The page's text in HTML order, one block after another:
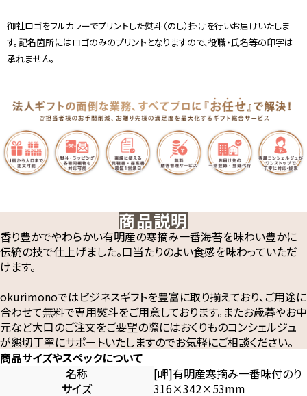
御社ロゴをフルカラーでプリントした熨斗（のし）掛けを行いお届けいたしま
す。記名箇所にはロゴのみのプリントとなりますので、役職・氏名等の印字は
承れません。
商品説明
香り豊かでやわらかい有明産の寒摘み一番海苔を味わい豊かに
伝統の技で仕上げました。口当たりのよい食感を味わっていただ
けます。
okurimonoではビジネスギフトを豊富に取り揃えており、ご用途に
合わせて無料で専用熨斗をご用意しております。またお歳暮やお中
元など大口のご注文をご要望の際にはおくりものコンシェルジュ
が懇切丁寧にサポートいたしますのでお気軽にご相談ください。
商品サイズやスペックについて
名称
[岬]有明産寒摘み一番味付のり
サイズ
316×342×53mm